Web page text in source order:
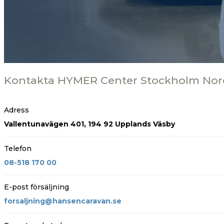
Kontakta HYMER Center Stockholm
Adress
Vallentunavägen 401, 194 92 Upplands Väsby
Telefon
08-518 170 00
E-post försäljning
forsaljning@hansencaravan.se